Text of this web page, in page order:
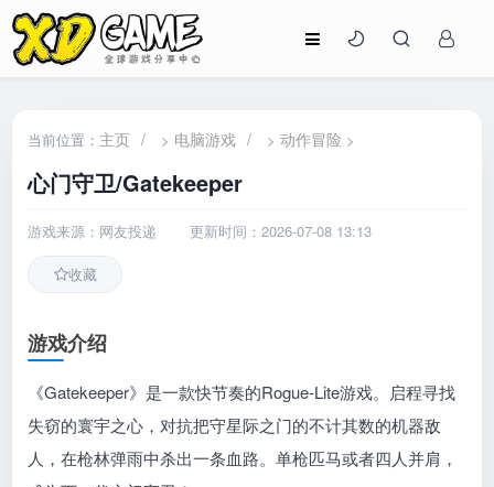
当前位置： 主页 / > 电脑游戏 / >动作冒险 >
心门守卫/Gatekeeper
游戏来源：网友投递 更新时间：2026-07-08 13:13
收藏
游戏介绍
《Gatekeeper》是一款快节奏的Rogue-Lite游戏。启程寻找
失窃的寰宇之心，对抗把守星际之门的不计其数的机器敌
人，在枪林弹雨中杀出一条血路。单枪匹马或者四人并肩，